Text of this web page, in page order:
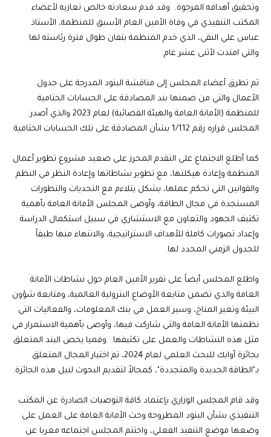
وتحقيق أهدافه المرجوة. وقد قدم سعادته خالص تعازيه لأعضاء
المكتب التنفيذي في وفاة الأمين العام الأسبق للمنظمة، الأستاذ
عباس علي النقي، الذي خدم المنظمة بتفان طوال فترة رئاسته لها
والتي امتدت لأثنى عشر عام.
ثم تطرق أعضاء المجلس إلى مناقشة البنود المدرجة على جدول
الأعمال والتي من ضمنها بند المصادقة على الحسابات الختامية
للمنظمة (الأمانة العامة والهيئة القضائية) لعام 2023 والذي أصدر
المجلس قراره رقم 1/112 بشأن المصادقة على تلك الحسابات الختامية.
كما أطلع الاجتماع على التقدم المحرز على صعيد مشروع تطوير أعمال
المنظمة وإعادة هيكلتها، مع تطوير نشاطاتها وإعادة النظر في النظم
والقوانين التي تحكم عملها، بشكل يتلاءم مع التحديات والتطورات
المستجدة في مجال الطاقة، وأوصى المجلس الأمانة العامة بأهمية
تكثيف الجهود والتعاون مع الاستشاري في سبيل استكمال الدراسة
وإعداد تصورات كاملة للأهداف الاستراتيجية، والانتهاء منها طبقاً
للجدول الزمني المحدد لها.
واطلع المجلس أيضاً على تقرير الأمين العام حول نشاطات الأمانة
العامة والذي تضمن متابعة الأوضاع البترولية العالمية، ومتابعة شؤون
البيئة وتغير المناخ، وسير العمل في بنك المعلومات، والفعاليات التي
نظمتها الأمانة العامة والتي شاركت فيها، وأوصى بأهمية الاستمرار في
مثل هذه النشاطات والعمل على تكثيفها. وفميا يخص البند المتعلق
بجائزة أوابك للبحث العلمي لعام 2024، تم اختيار المجال المتعلق
بـ"الطاقة الجديدة والمتجددة"، كمجالاً لتقديم البحوث لنيل هذه الجائزة.
وقد قام المجلس الوزاري بإعتماد كافة التوصيات الصادرة عن المكتب
التنفيذي بشأن البنود المطروحة وحث الأمانة العامة على العمل على
وضعها موضع التنفيذ الفعلي، واختتم المجلس اجتماعه معربا عن